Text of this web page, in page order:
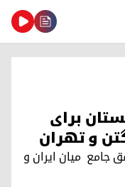
برای
و تهران
جامع میان ایران و